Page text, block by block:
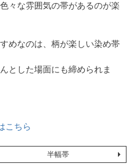
々な雰囲気の帯があるのが楽
めなのは、柄が楽しい染め帯
とした場面にも締められま
こちら
半幅帯